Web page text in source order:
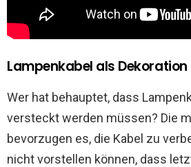
Lampenkabel als Dekoration
Wer hat behauptet, dass
versteckt werden müssen? Die
bevorzugen es, die Kabel zu
nicht vorstellen können, dass